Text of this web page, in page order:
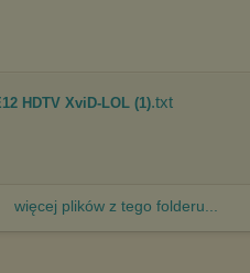
HDTV XviD-LOL (1).txt
więcej plików z tego folderu...